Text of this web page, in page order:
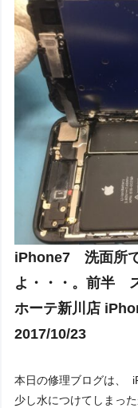
iPhone7 洗面所
よ・・・。前半
ホーテ新川店
2017/10/23
本日の修理ブログは、
少し水につけてしまっ